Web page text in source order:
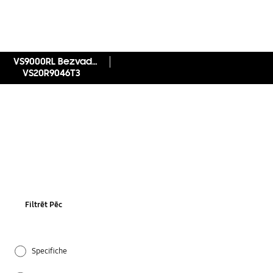
VS9000RL Bezvadu putekļusūcējs ar uzlabotu tīrīšanas veiktspēju
VS20R9046T3
Filtrēt Pēc
Specifiche